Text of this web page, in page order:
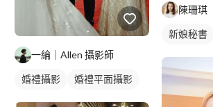
一綸｜Allen 攝影師
婚禮攝影 婚禮平面攝影
陳珊琪
新娘秘書